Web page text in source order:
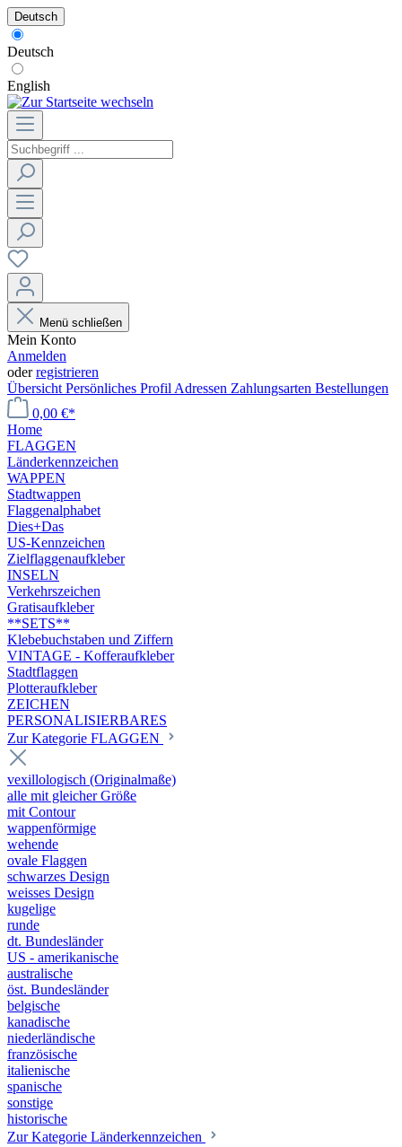
Deutsch
Deutsch
English
Menü schließen
Mein Konto
Anmelden
oderregistrieren
Übersicht Persönliches Profil Adressen Zahlungsarten Bestellungen
0,00 €*
Home
FLAGGEN
Länderkennzeichen
WAPPEN
Stadtwappen
Flaggenalphabet
Dies+Das
US-Kennzeichen
Zielflaggenaufkleber
INSELN
Verkehrszeichen
Gratisaufkleber
**SETS**
Klebebuchstaben und Ziffern
VINTAGE - Kofferaufkleber
Stadtflaggen
Plotteraufkleber
ZEICHEN
PERSONALISIERBARES
Zur Kategorie FLAGGEN
vexillologisch (Originalmaße)
alle mit gleicher Größe
mit Contour
wappenförmige
wehende
ovale Flaggen
schwarzes Design
weisses Design
kugelige
runde
dt. Bundesländer
US - amerikanische
australische
öst. Bundesländer
belgische
kanadische
niederländische
französische
italienische
spanische
sonstige
historische
Zur Kategorie Länderkennzeichen